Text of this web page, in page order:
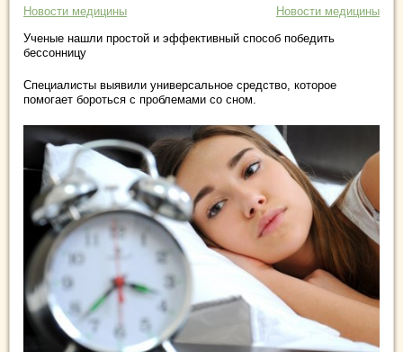
Новости медицины
Новости медицины
Ученые нашли простой и эффективный способ победить
бессонницу
Специалисты выявили универсальное средство, которое
помогает бороться с проблемами со сном.